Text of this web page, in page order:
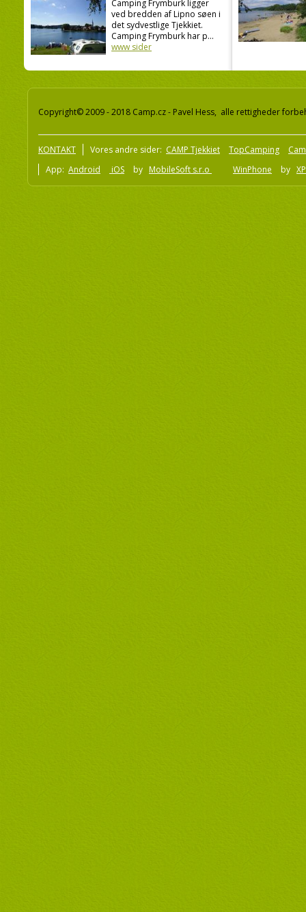
Camping Frymburk ligger
ved bredden af Lipno søen i
det sydvestlige Tjekkiet.
Camping Frymburk har p...
www sider
Copyright© 2009 - 2018 Camp.cz - Pavel Hess, alle rettigheder
KONTAKT Vores andre sider: CAMP Tjekkiet TopCamping
App: Android iOS by MobileSoft s.r.o WinPhone by